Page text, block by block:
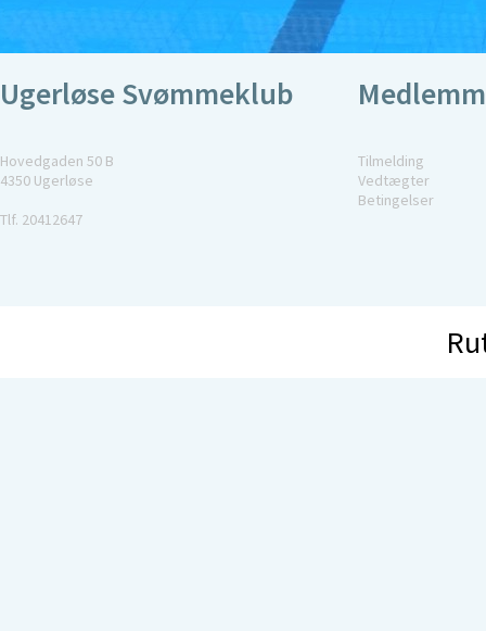
Ugerløse Svømmeklub
Hovedgaden 50 B
4350 Ugerløse
Tlf. 20412647
Tilmelding
Vedtægter
Betingelser